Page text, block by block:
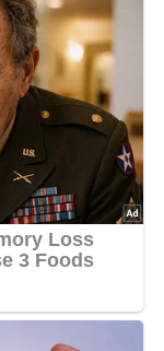
herzhaften,
,Lorbeerblatt
Bohnen
eine milde,
, die aus
und frischer